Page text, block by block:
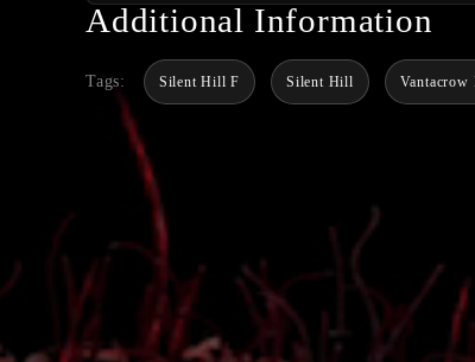
Additional Information
Tags: Silent Hill F Silent Hill Vantacrow